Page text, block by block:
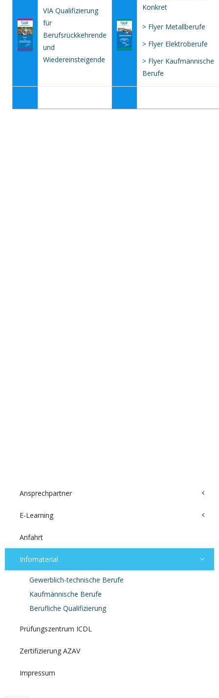
VIA Qualifizierung
für
Berufsrückkehrende
und
Wiedereinsteigende
Konkret
> Flyer Metallberufe
> Flyer Elektroberufe
> Flyer Kaufmännische
Berufe
Ansprechpartner
E-Learning
Anfahrt
Infomaterial
Gewerblich-technische Berufe
Kaufmännische Berufe
Berufliche Qualifizierung
Prüfungszentrum ICDL
Zertifizierung AZAV
Impressum